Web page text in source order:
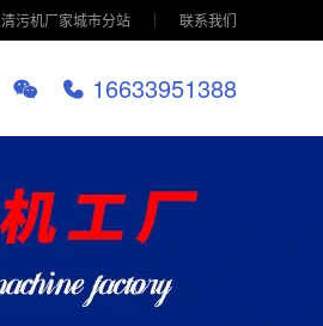
清污机厂家城市分站 联系我们
16633951388